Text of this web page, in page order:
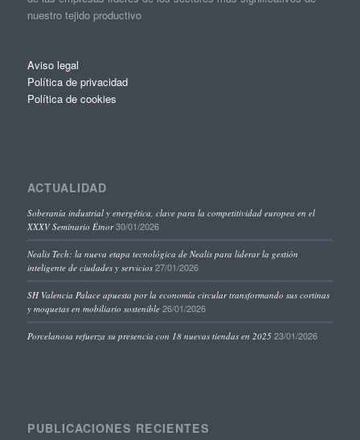
nuestro tejido productivo
Aviso legal
Política de privacidad
Política de cookies
ACTUALIDAD
Soberanía industrial y energética, clave para la competitividad europea en el
XXXV Seminario Étnor 30/01/2026
Nealis Tech: la nueva etapa tecnológica de Nealis para liderar la gestión
inteligente de ciudades y servicios 27/01/2026
SH Valencia Palace apuesta por la economía circular transformando sus cortinas
y moquetas en mobiliario sostenible 26/01/2026
Porcelanosa refuerza su presencia con 18 nuevas tiendas en 2025 23/01/2026
PUBLICACIONES RECIENTES